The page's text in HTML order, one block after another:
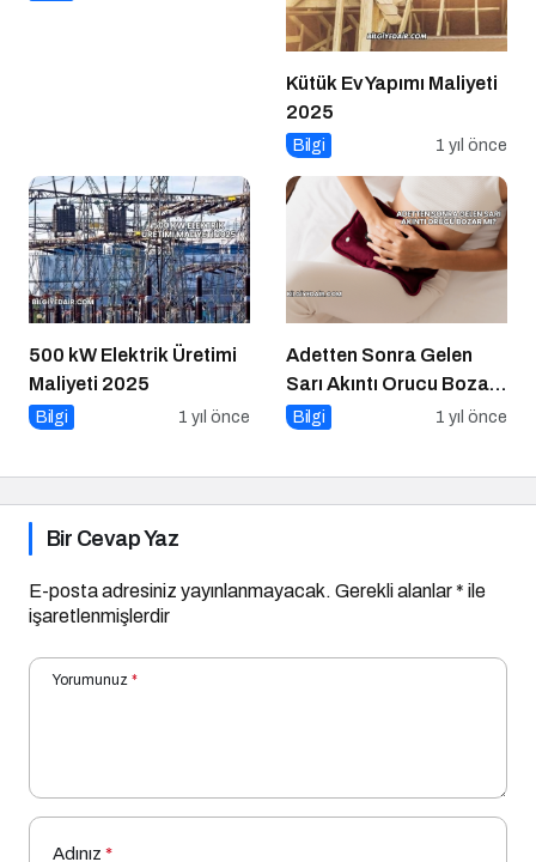
Kütük Ev Yapımı Maliyeti
2025
Bilgi 1 yıl önce
500 kW Elektrik Üretimi
Maliyeti 2025
Bilgi 1 yıl önce
Adetten Sonra Gelen
Sarı Akıntı Orucu Bozar
mı?
Bilgi 1 yıl önce
Bir Cevap Yaz
E-posta adresiniz yayınlanmayacak. Gerekli alanlar* ile
işaretlenmişlerdir
Yorumunuz *
Adınız *